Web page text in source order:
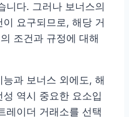
니다. 그러나 보너스의
요구되므로, 해당 거
조건과 규정에 대해
과 보너스 외에도, 해
역시 중요한 요소입
레이더 거래소를 선택